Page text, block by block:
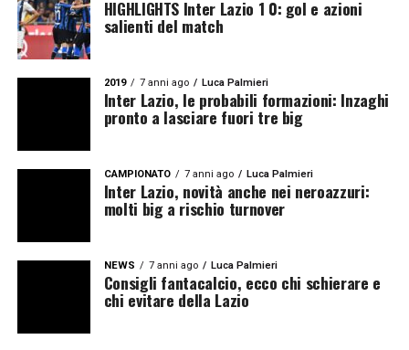
HIGHLIGHTS Inter Lazio 1 0: gol e azioni
salienti del match
2019 7 anni ago Luca Palmieri
Inter Lazio, le probabili formazioni: Inzaghi
pronto a lasciare fuori tre big
CAMPIONATO 7 anni ago Luca Palmieri
Inter Lazio, novità anche nei neroazzuri:
molti big a rischio turnover
NEWS 7 anni ago Luca Palmieri
Consigli fantacalcio, ecco chi schierare e
chi evitare della Lazio